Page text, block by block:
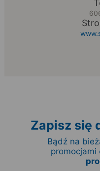
Zapisz się
Bądź na
promocjami